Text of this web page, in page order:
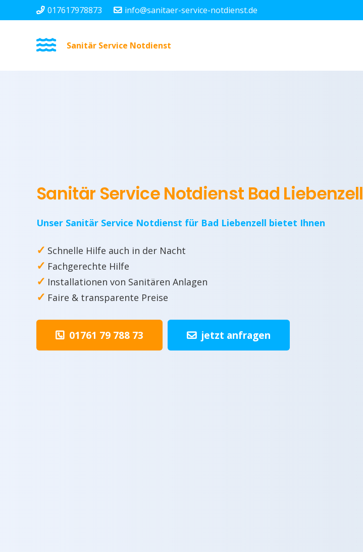
017617978873 info@sanitaer-service-notdienst.de
Sanitär Service Notdienst
Sanitär Service Notdienst Bad Liebenzell
Unser Sanitär Service Notdienst für Bad Liebenzell bietet Ihnen
✓ Schnelle Hilfe auch in der Nacht
✓ Fachgerechte Hilfe
✓ Installationen von Sanitären Anlagen
✓ Faire & transparente Preise
01761 79 788 73 jetzt anfragen